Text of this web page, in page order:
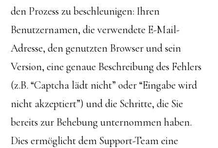
den Prozess zu beschleunigen: Ihren
Benutzernamen, die verwendete E-Mail-
Adresse, den genutzten Browser und sein
Version, eine genaue Beschreibung des Fehlers
(z.B. “Captcha lädt nicht” oder “Eingabe wird
nicht akzeptiert”) und die Schritte, die Sie
bereits zur Behebung unternommen haben.
Dies ermöglicht dem Support-Team eine